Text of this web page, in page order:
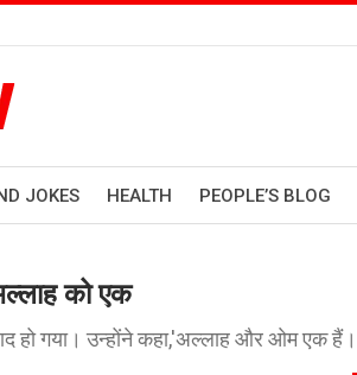
JOKES HEALTH PEOPLE’S BLOG
को एक
हो गया। उन्होंने कहा,'अल्लाह और ओम एक हैं।